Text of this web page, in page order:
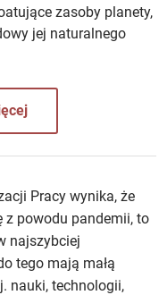
zasoby planety,
jej naturalnego
Pracy wynika, że
z powodu pandemii, to
najszybciej
tego mają małą
nauki, technologii,